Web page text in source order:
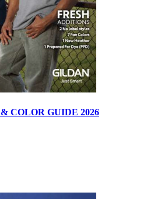
COLOR GUIDE 2026